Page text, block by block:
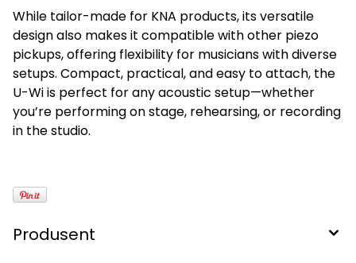
While tailor-made for KNA products, its versatile
design also makes it compatible with other piezo
pickups, offering flexibility for musicians with diverse
setups. Compact, practical, and easy to attach, the
U-Wi is perfect for any acoustic setup—whether
you’re performing on stage, rehearsing, or recording
in the studio.
Produsent